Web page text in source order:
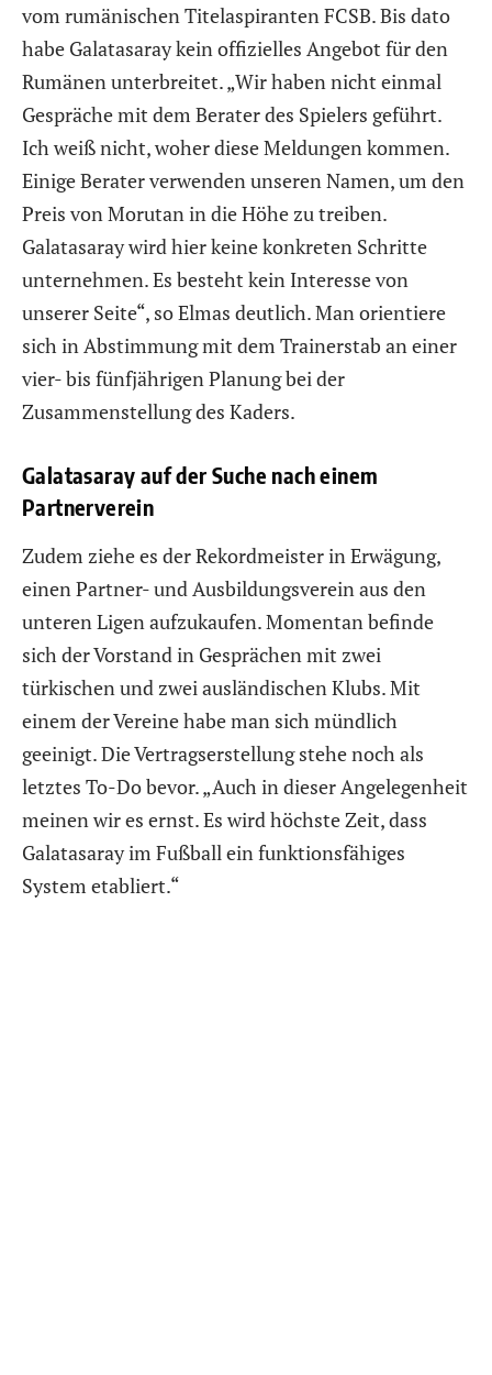
vom rumänischen Titelaspiranten FCSB. Bis dato
habe Galatasaray kein offizielles Angebot für den
Rumänen unterbreitet. „Wir haben nicht einmal
Gespräche mit dem Berater des Spielers geführt.
Ich weiß nicht, woher diese Meldungen kommen.
Einige Berater verwenden unseren Namen, um den
Preis von Morutan in die Höhe zu treiben.
Galatasaray wird hier keine konkreten Schritte
unternehmen. Es besteht kein Interesse von
unserer Seite“, so Elmas deutlich. Man orientiere
sich in Abstimmung mit dem Trainerstab an einer
vier- bis fünfjährigen Planung bei der
Zusammenstellung des Kaders.
Galatasaray auf der Suche nach einem
Partnerverein
Zudem ziehe es der Rekordmeister in Erwägung,
einen Partner- und Ausbildungsverein aus den
unteren Ligen aufzukaufen. Momentan befinde
sich der Vorstand in Gesprächen mit zwei
türkischen und zwei ausländischen Klubs. Mit
einem der Vereine habe man sich mündlich
geeinigt. Die Vertragserstellung stehe noch als
letztes To-Do bevor. „Auch in dieser Angelegenheit
meinen wir es ernst. Es wird höchste Zeit, dass
Galatasaray im Fußball ein funktionsfähiges
System etabliert.“